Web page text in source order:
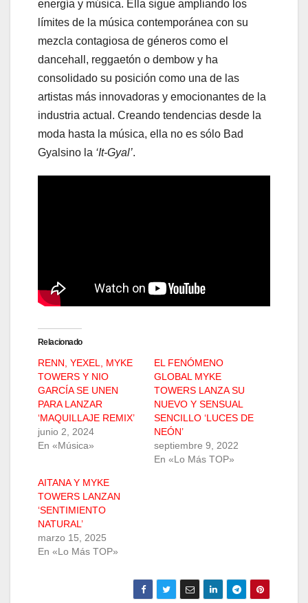
energía y música. Ella sigue ampliando los
límites de la música contemporánea con su
mezcla contagiosa de géneros como el
dancehall, reggaetón o dembow y ha
consolidado su posición como una de las
artistas más innovadoras y emocionantes de la
industria actual. Creando tendencias desde la
moda hasta la música, ella no es sólo Bad
Gyalsino la ‘It-Gyal’.
Relacionado
RENN, YEXEL, MYKE
TOWERS Y NIO
GARCÍA SE UNEN
PARA LANZAR
‘MAQUILLAJE REMIX’
junio 2, 2024
En «Música»
EL FENÓMENO
GLOBAL MYKE
TOWERS LANZA SU
NUEVO Y SENSUAL
SENCILLO ‘LUCES DE
NEÓN’
septiembre 9, 2022
En «Lo Más TOP»
AITANA Y MYKE
TOWERS LANZAN
‘SENTIMIENTO
NATURAL’
marzo 15, 2025
En «Lo Más TOP»